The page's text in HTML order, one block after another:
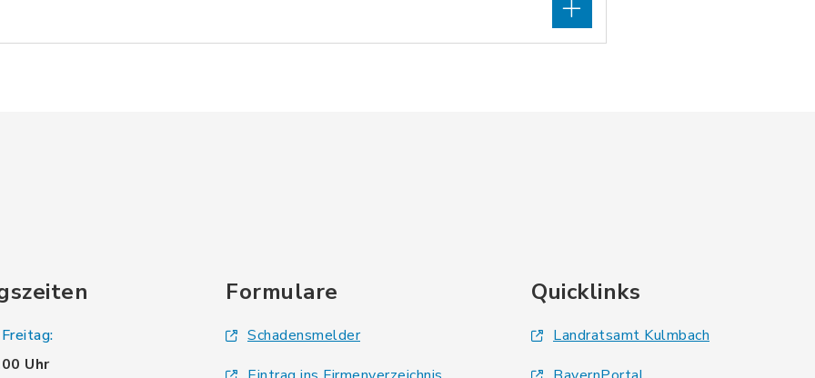
Uhr
Formulare
Schadensmelder
Quicklinks
Landratsamt Kulmbach